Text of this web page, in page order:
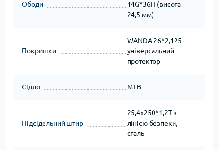
Ободи
14G*36H (висота
24,5 мм)
Покришки
WANDA 26*2,125
універсальний
протектор
Сідло MTB
Підсідельний штир
25,4х250*1,2Т з
лінією безпеки,
сталь